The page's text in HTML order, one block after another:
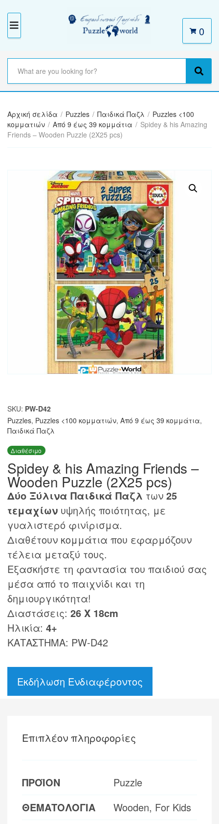
M
N
U
a
t
g
o
r
S
a
r
h
t
e
S
e
a
h
0
Αρχική σελίδα / Puzzles / Παιδικά Παζλ / Puzzles <100
κομματιών / Από 9 έως 39 κομμάτια / Spidey & his Amazing
Friends – Wooden Puzzle (2X25 pcs)
SKU: PW-D42
Puzzles, Puzzles <100 κομματιών, Από 9 έως 39 κομμάτια,
Παιδικά Παζλ
Διαθέσιμο
Spidey & his Amazing Friends –
Wooden Puzzle (2X25 pcs)
Δύο Ξύλινα Παιδικά Παζλ των 25
τεμαχίων υψηλής ποιότητας, με
γυαλιστερό φινίρισμα.
Διαθέτουν κομμάτια που εφαρμόζουν
τέλεια μεταξύ τους.
Εξασκήστε τη φαντασία του παιδιού σας
μέσα από το παιχνίδι και τη
δημιουργικότητα!
Διαστάσεις: 26 Χ 18cm
Ηλικία: 4+
ΚΑΤΑΣΤΗΜΑ: PW-D42
Εκδήλωση Ενδιαφέροντος
Επιπλέον πληροφορίες
ΠΡΟΪΟΝ
Puzzle
ΘΕΜΑΤΟΛΟΓΙΑ
Wooden, For Kids